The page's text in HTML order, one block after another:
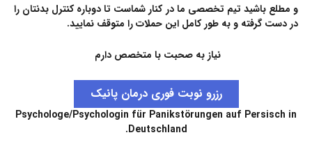
و مطلع باشید تیم تخصصی ما در کنار شماست تا دوباره کنترل بدنتان را
در دست گرفته و به طور کامل این حملات را متوقف نمایید.
نیاز به صحبت با متخصص دارم
رزرو نوبت فوری درمان پانیک
Psychologe/Psychologin für Panikstörungen auf Persisch in
Deutschland.